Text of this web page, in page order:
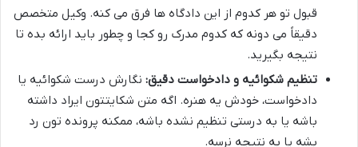
قبول تو هر کدوم از این دادگاه ها فرق می کنه. وکیل متخصص
دقیقاً می دونه که کدوم مدرک رو کجا و چطور باید ارائه بده تا
نتیجه بگیرید.
تنظیم شکوائیه و دادخواست دقیق: نگارش درست شکوائیه یا
دادخواست، خودش یه هنره. اگه متن شکایتتون ایراد داشته
باشه یا به درستی تنظیم نشده باشه، ممکنه پرونده تون رد
بشه یا به نتیجه نرسه.